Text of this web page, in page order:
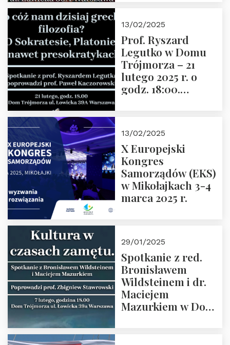
13/02/2025
Prof. Ryszard
Legutko w Domu
Trójmorza – 21
lutego 2025 r. o
godz. 18:00.
Zapraszamy
13/02/2025
X Europejski
Kongres
Samorządów (EKS)
w Mikołajkach 3-4
marca 2025 r.
29/01/2025
Spotkanie z red.
Bronisławem
Wildsteinem i dr.
Maciejem
Mazurkiem w Domu